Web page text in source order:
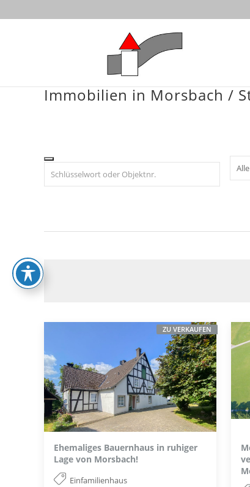
to
Immobilien in Morsbach /
Ehemaliges Bauernhaus in ruhiger
Lage von Morsbach!
Einfamilienhaus
ZU VERKAUFEN